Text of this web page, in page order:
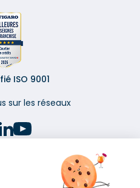
ISO 9001
sur les réseaux
et selon votre profil